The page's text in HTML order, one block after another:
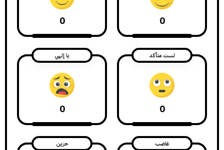
0
0
لست متأكد
0
يا إلهي
0
غاضب حزين